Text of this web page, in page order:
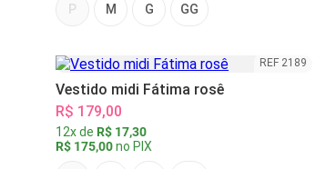
P M G GG
REF 2189
Vestido midi Fátima rosê
R$ 179,00
12x de R$ 17,30
R$ 175,00no PIX